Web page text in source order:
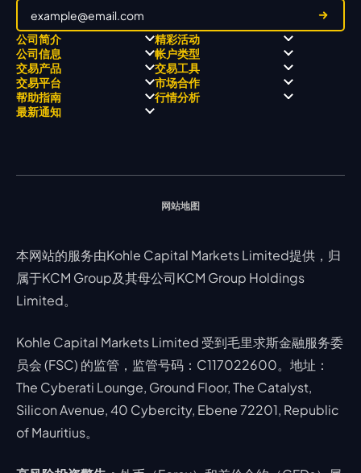
公司简介
关于
关于 KCM Group
三大优势
奖项和成就
精彩活动
职业高尔夫 x 飘移队
全球高尔夫锦标赛
公司信息
经营理念
公开信息与风险披露
公司新闻
视频库
帐户类型
ECN 账户
STP 账户
账户比较
交易产品
Forex
贵金属
能源
交易工具
交易平台
MetaTrader 4
MetaTrader 5
市场合作
帮助指南 行情分析
最新通知
网站地图
本网站的服务由Kohle Capital Markets Limited提供，归
属于KCM Group及其母公司KCM Group Holdings
Limited。
Kohle Capital Markets Limited 受到毛里求斯金融服务委
员会 (FSC) 的监管，监管号码：C117022600。地址：
The Cyberati Lounge, Ground Floor, The Catalyst,
Silicon Avenue, 40 Cybercity, Ebene 72201, Republic
of Mauritius。